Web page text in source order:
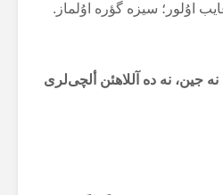
اۇلور؛ سیزە گؤرە اۇلماز.
جین، نە دە آللاهئن ألچی‌لری